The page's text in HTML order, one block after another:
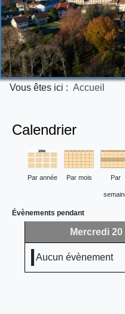
Vous êtes ici : Accueil
Calendrier
Par année Par mois Par
Évènements pendant
Mercredi
Aucun évènement